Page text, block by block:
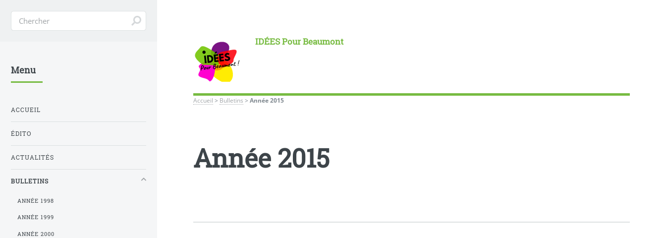
IDÉES Pour Beaumont
Accueil > Bulletins >Année 2015
Année 2015
Menu
ACCUEIL
ÉDITO
ACTUALITÉS
BULLETINS
ANNÉE 1998
ANNÉE 1999
ANNÉE 2000